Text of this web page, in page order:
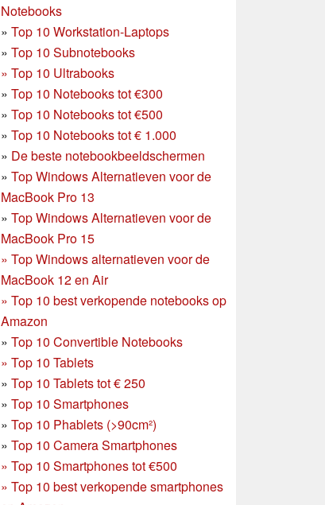
Notebooks
» Top 10 Workstation-Laptops
» Top 10 Subnotebooks
» Top 10 Ultrabooks
» Top 10 Notebooks tot €300
» Top 10 Notebooks tot €500
» Top 10 Notebooks tot € 1.000
» De beste notebookbeeldschermen
» Top Windows Alternatieven voor de
MacBook Pro 13
» Top Windows Alternatieven voor de
MacBook Pro 15
» Top Windows alternatieven voor de
MacBook 12 en Air
» Top 10 best verkopende notebooks op
Amazon
» Top 10 Convertible Notebooks
» Top 10 Tablets
» Top 10 Tablets tot € 250
» Top 10 Smartphones
» Top 10 Phablets (>90cm²)
» Top 10 Camera Smartphones
» Top 10 Smartphones tot €500
» Top 10 best verkopende smartphones